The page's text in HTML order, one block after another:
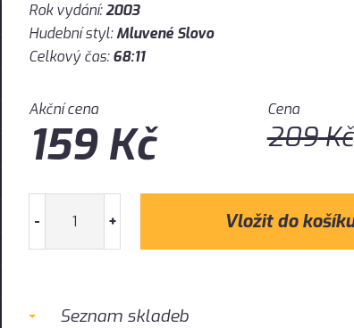
Rok vydání:2003
Hudební styl:Mluvené Slovo
Celkový čas:68:11
Akční cena
159Kč
Cena
209Kč
- +
Seznam skladeb